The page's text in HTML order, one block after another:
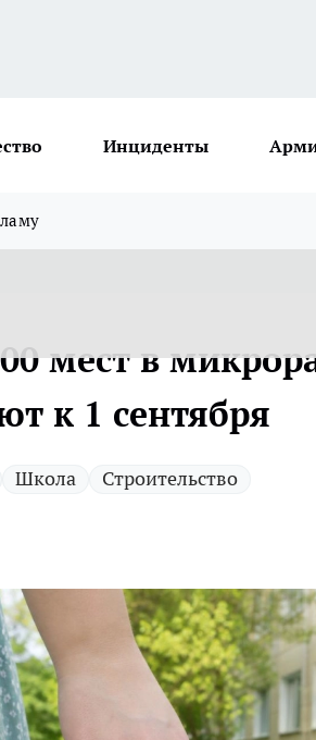
Инциденты
мест в
к 1 сентября
Школа Строительство